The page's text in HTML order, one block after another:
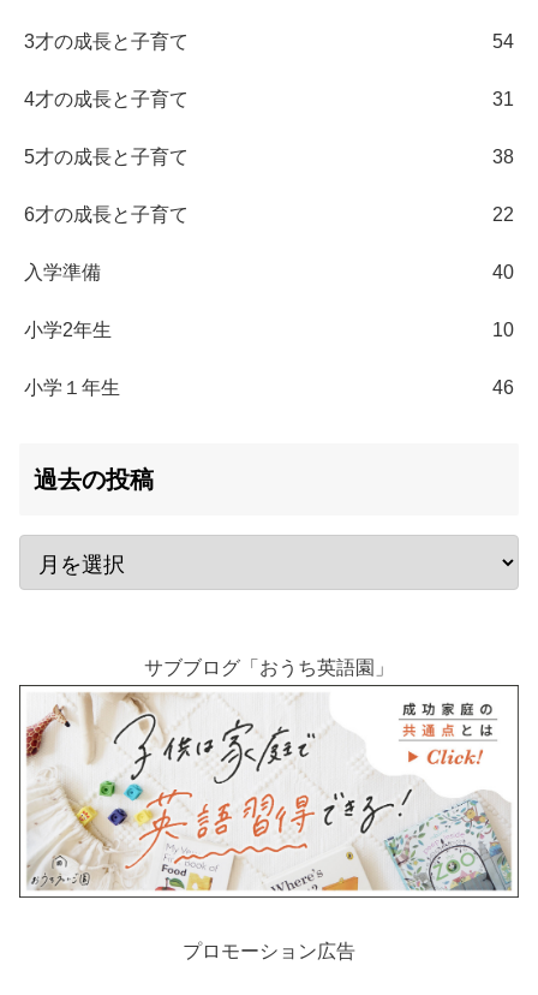
3才の成長と子育て 54
4才の成長と子育て 31
5才の成長と子育て 38
6才の成長と子育て 22
入学準備 40
小学2年生 10
小学１年生 46
過去の投稿
サブブログ「おうち英語園」
プロモーション広告